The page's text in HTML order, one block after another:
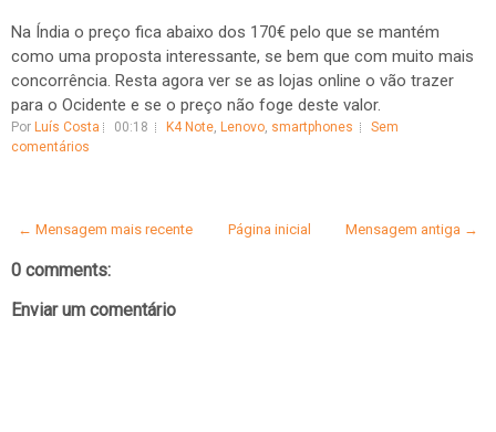
Na Índia o preço fica abaixo dos 170€ pelo que se mantém
como uma proposta interessante, se bem que com muito mais
concorrência. Resta agora ver se as lojas online o vão trazer
para o Ocidente e se o preço não foge deste valor.
Por Luís Costa 00:18 K4 Note, Lenovo, smartphones
Sem
comentários
← Mensagem mais recente Mensagem antiga →
Página inicial
0 comments:
Enviar um comentário